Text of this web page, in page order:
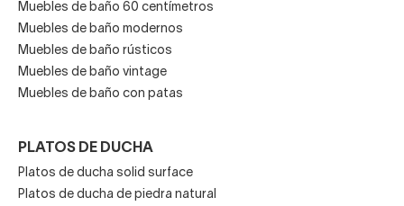
Muebles de baño 60 centímetros
Muebles de baño modernos
Muebles de baño rústicos
Muebles de baño vintage
Muebles de baño con patas
PLATOS DE DUCHA
Platos de ducha solid surface
Platos de ducha de piedra natural